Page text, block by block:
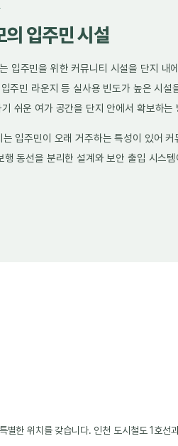
의 입주민 시설
입주민을 위한 커뮤니티 시설을 단지 내
주민 라운지 등 실사용 빈도가 높은 시설
쉬운 여가 공간을 단지 안에서 확보하는
입주민이 오래 거주하는 특성이 있어 커
행 동선을 분리한 설계와 보안 출입 시스
별한 위치를 갖습니다. 인천 도시철도 1호선